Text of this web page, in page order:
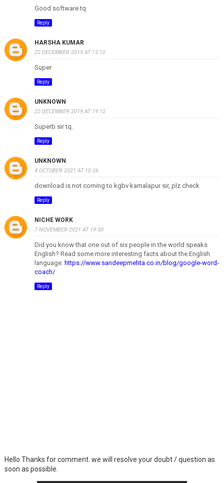
Good software tq
Reply
HARSHA KUMAR
22 DECEMBER 2019 AT 15:12
Super
Reply
UNKNOWN
22 DECEMBER 2019 AT 19:12
Superb sir tq.
Reply
UNKNOWN
4 OCTOBER 2021 AT 10:26
download is not coming to kgbv kamalapur sir, plz check
Reply
NICHE WORK
7 NOVEMBER 2021 AT 19:50
Did you know that one out of six people in the world speaks
English? Read some more interesting facts about the English
language. https://www.sandeepmehta.co.in/blog/google-word-
coach/
Reply
Hello Thanks for comment. we will resolve your doubt / question as
soon as possible.